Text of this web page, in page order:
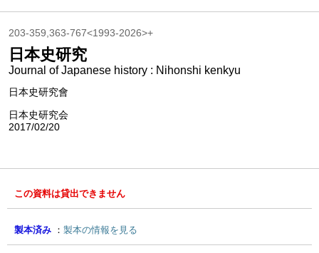
203-359,363-767<1993-2026>+
日本史研究
Journal of Japanese history : Nihonshi kenkyu
日本史研究會
日本史研究会
2017/02/20
この資料は貸出できません
製本済み 製本の情報を見る